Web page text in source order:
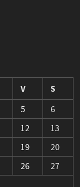
V
S
5
6
12
13
19
20
26
27